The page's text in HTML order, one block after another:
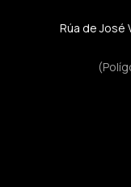
Rúa de José